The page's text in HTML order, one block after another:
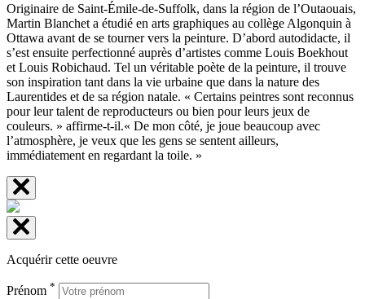
Originaire de Saint-Émile-de-Suffolk, dans la région de l’Outaouais,
Martin Blanchet a étudié en arts graphiques au collège Algonquin à
Ottawa avant de se tourner vers la peinture. D’abord autodidacte, il
s’est ensuite perfectionné auprès d’artistes comme Louis Boekhout
et Louis Robichaud. Tel un véritable poète de la peinture, il trouve
son inspiration tant dans la vie urbaine que dans la nature des
Laurentides et de sa région natale. « Certains peintres sont reconnus
pour leur talent de reproducteurs ou bien pour leurs jeux de
couleurs. » affirme-t-il.« De mon côté, je joue beaucoup avec
l’atmosphère, je veux que les gens se sentent ailleurs,
immédiatement en regardant la toile. »
Acquérir cette oeuvre
Prénom *